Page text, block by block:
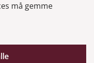
må gemme